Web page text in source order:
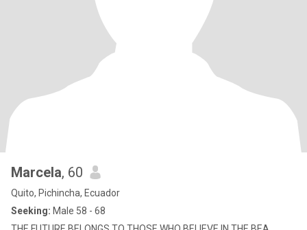
Marcela, 60
Quito, Pichincha, Ecuador
Seeking: Male 58 - 68